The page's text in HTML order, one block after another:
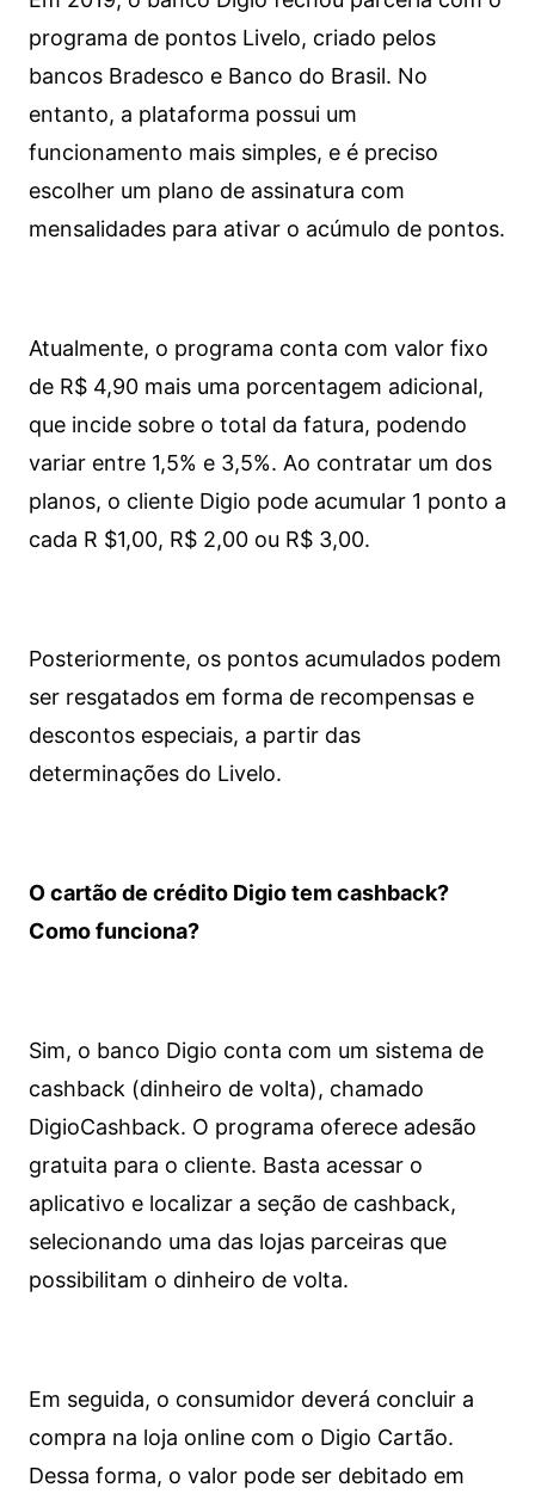
programa de pontos Livelo, criado pelos
bancos Bradesco e Banco do Brasil. No
entanto, a plataforma possui um
funcionamento mais simples, e é preciso
escolher um plano de assinatura com
mensalidades para ativar o acúmulo de pontos.
Atualmente, o programa conta com valor fixo
de R$ 4,90 mais uma porcentagem adicional,
que incide sobre o total da fatura, podendo
variar entre 1,5% e 3,5%. Ao contratar um dos
planos, o cliente Digio pode acumular 1 ponto a
cada R $1,00, R$ 2,00 ou R$ 3,00.
Posteriormente, os pontos acumulados podem
ser resgatados em forma de recompensas e
descontos especiais, a partir das
determinações do Livelo.
O cartão de crédito Digio tem cashback?
Como funciona?
Sim, o banco Digio conta com um sistema de
cashback (dinheiro de volta), chamado
DigioCashback. O programa oferece adesão
gratuita para o cliente. Basta acessar o
aplicativo e localizar a seção de cashback,
selecionando uma das lojas parceiras que
possibilitam o dinheiro de volta.
Em seguida, o consumidor deverá concluir a
compra na loja online com o Digio Cartão.
Dessa forma, o valor pode ser debitado em